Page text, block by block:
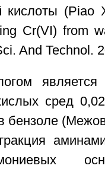
кислоты (Piao
Cr(VI) from
And Technol.
является
сред
бензоле